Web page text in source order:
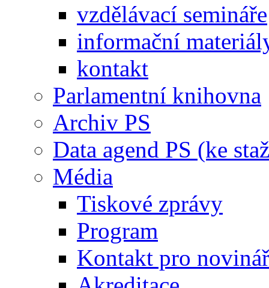
vzdělávací semináře
informační
kontakt
Parlamentní knihovna
Archiv PS
Data agend PS (ke
Média
Tiskové zprávy
Program
Kontakt pro